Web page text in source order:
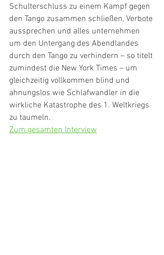
Schulterschluss zu einem Kampf gegen
den Tango zusammen schließen, Verbote
aussprechen und alles unternehmen
um den Untergang des Abendlandes
durch den Tango zu verhindern – so titelt
zumindest die New York Times – um
gleichzeitig vollkommen blind und
ahnungslos wie Schlafwandler in die
wirkliche Katastrophe des 1. Weltkriegs
zu taumeln.
Zum gesamten Interview